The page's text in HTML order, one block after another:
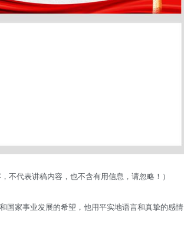
不代表讲稿内容，也不含有用信息，请忽略！）
国家事业发展的希望，他用平实地语言和真挚的感情